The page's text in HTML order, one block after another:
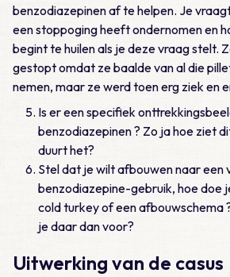
benzodiazepinen af te helpen. Je
een stoppoging heeft ondernomen en
begint te huilen als je deze vraag stelt.
gestopt omdat ze baalde van al die
nemen, maar ze werd toen erg ziek en
Is er een specifiek
benzodiazepinen ? Zo ja hoe ziet
duurt het?
Stel dat je wilt afbouwen naar een
benzodiazepine-gebruik, hoe doe
cold turkey of een afbouwschema
je daar dan voor?
Uitwerking van de casus